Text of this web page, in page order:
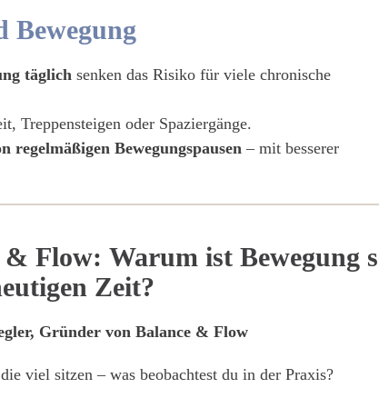
Bewegung
täglich senken das Risiko für viele chronische
Treppensteigen oder Spaziergänge.
regelmäßigen Bewegungspausen – mit besserer
& Flow: Warum ist Bewegung
Zeit?
Gründer von Balance & Flow
viel sitzen – was beobachtest du in der Praxis?